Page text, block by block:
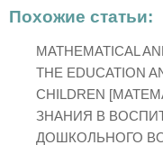
Похожие статьи:
MATHEMATICAL
THE EDUCATION
CHILDREN
ЗНАНИЯ В
ДОШКОЛЬНОГО